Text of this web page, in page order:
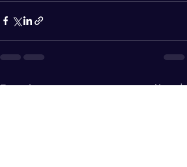
Entradas recientes Ver todo